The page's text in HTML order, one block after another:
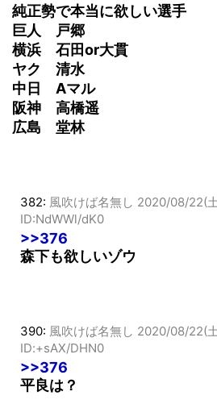
純正勢で本当に欲しい選手
巨人 戸郷
横浜 石田or大貫
ヤク 清水
中日 Aマル
阪神 高橋遥
広島 堂林
382: 風吹けば名無し 2020/08/22(
ID:NdWWl/dK0
>>376
森下も欲しいゾウ
390: 風吹けば名無し 2020/08/22(
ID:+sAX/DHN0
>>376
平良は？